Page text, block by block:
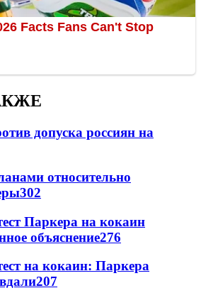
допуска россиян на
относительно
302
Паркера на кокаин
объяснение276
на кокаин: Паркера
207